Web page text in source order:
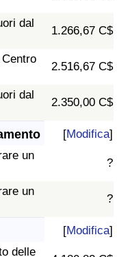
dal
1.266,67 C$
2.516,67 C$
dal
2.350,00 C$
[Modifica]
un
?
un
?
[Modifica]
delle